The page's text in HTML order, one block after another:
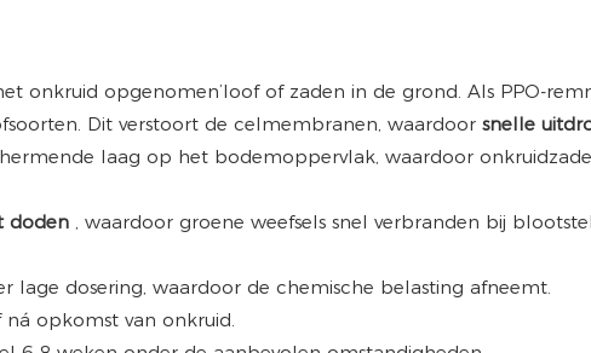
onkruid opgenomen’loof of zaden in de grond. Als PPO-
Dit verstoort de celmembranen, waardoor snelle
laag op het bodemoppervlak, waardoor
doden , waardoor groene weefsels snel verbranden bij
lage dosering, waardoor de chemische belasting afneemt.
ná opkomst van onkruid.